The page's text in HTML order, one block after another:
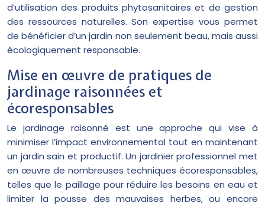
d’utilisation des produits phytosanitaires et de gestion
des ressources naturelles. Son expertise vous permet
de bénéficier d’un jardin non seulement beau, mais aussi
écologiquement responsable.
Mise en œuvre de pratiques de
jardinage raisonnées et
écoresponsables
Le jardinage raisonné est une approche qui vise à
minimiser l’impact environnemental tout en maintenant
un jardin sain et productif. Un jardinier professionnel met
en œuvre de nombreuses techniques écoresponsables,
telles que le paillage pour réduire les besoins en eau et
limiter la pousse des mauvaises herbes, ou encore